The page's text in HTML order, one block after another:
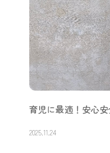
育児に最適！安心
2025.11.24